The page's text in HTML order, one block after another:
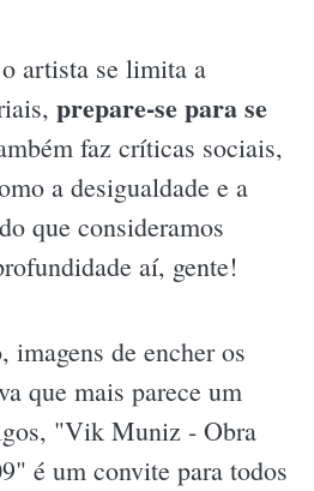
artista se limita a
prepare-se para se
faz críticas sociais,
a desigualdade e a
que consideramos
aí, gente!
de encher os
que mais parece um
"Vik Muniz - Obra
é um convite para todos